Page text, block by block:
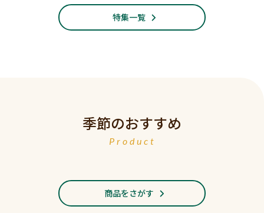
特集一覧
季節のおすすめ
Product
商品をさがす